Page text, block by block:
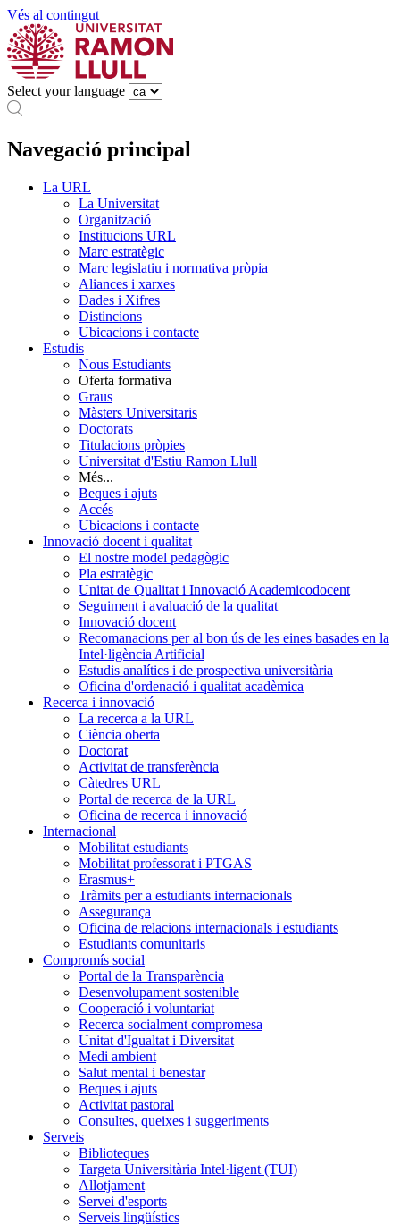
Vés al contingut
Select your language
Navegació principal
La URL
La Universitat
Organització
Institucions URL
Marc estratègic
Marc legislatiu i normativa pròpia
Aliances i xarxes
Dades i Xifres
Distincions
Ubicacions i contacte
Estudis
Nous Estudiants
Oferta formativa
Graus
Màsters Universitaris
Doctorats
Titulacions pròpies
Universitat d'Estiu Ramon Llull
Més...
Beques i ajuts
Accés
Ubicacions i contacte
Innovació docent i qualitat
El nostre model pedagògic
Pla estratègic
Unitat de Qualitat i Innovació Academicodocent
Seguiment i avaluació de la qualitat
Innovació docent
Recomanacions per al bon ús de les eines basades en la
Intel·ligència Artificial
Estudis analítics i de prospectiva universitària
Oficina d'ordenació i qualitat acadèmica
Recerca i innovació
La recerca a la URL
Ciència oberta
Doctorat
Activitat de transferència
Càtedres URL
Portal de recerca de la URL
Oficina de recerca i innovació
Internacional
Mobilitat estudiants
Mobilitat professorat i PTGAS
Erasmus+
Tràmits per a estudiants internacionals
Assegurança
Oficina de relacions internacionals i estudiants
Estudiants comunitaris
Compromís social
Portal de la Transparència
Desenvolupament sostenible
Cooperació i voluntariat
Recerca socialment compromesa
Unitat d'Igualtat i Diversitat
Medi ambient
Salut mental i benestar
Beques i ajuts
Activitat pastoral
Consultes, queixes i suggeriments
Serveis
Biblioteques
Targeta Universitària Intel·ligent (TUI)
Allotjament
Servei d'esports
Serveis lingüístics